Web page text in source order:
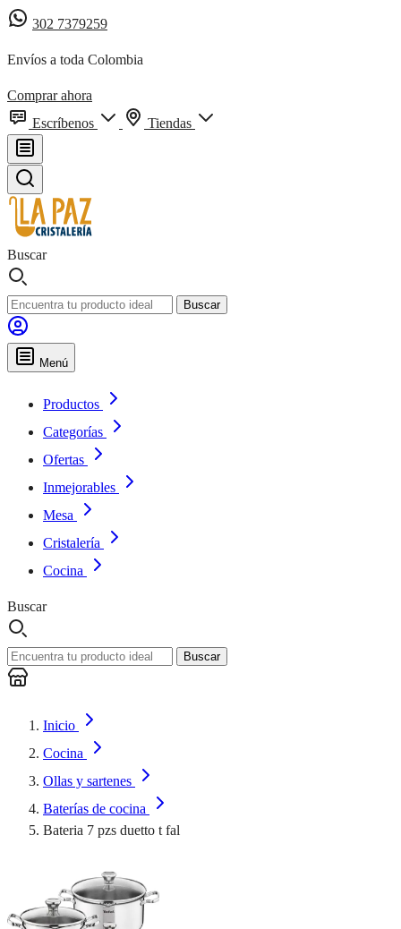
302 7379259
Envíos a toda Colombia
Comprar ahora
Escríbenos
Tiendas
Buscar
Buscar
Menú
Productos
Categorías
Ofertas
Inmejorables
Mesa
Cristalería
Cocina
Buscar
Buscar
Inicio
Cocina
Ollas y sartenes
Baterías de cocina
Bateria 7 pzs duetto t fal